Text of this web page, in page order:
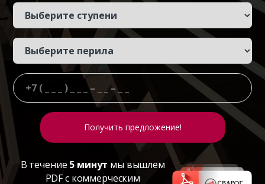
В течение 5 минут мы вышлем
PDF с коммерческим